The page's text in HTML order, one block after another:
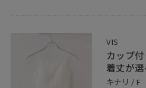
少しでもいいねと思っていただ
♡を押していただければ【お気
コーディネートをご覧いただ
＿＿＿＿＿＿＿＿＿＿＿＿＿＿
VIS
カップ
着丈が選
キナリ / F